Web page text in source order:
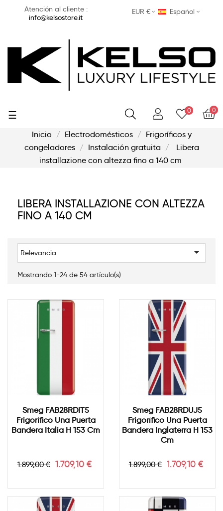
Atención al cliente :
info@kelsostore.it
EUR € Español
0
0
Navegación
palanca
☰
Inicio Electrodomésticos
Frigoríficos y
congeladores
Instalación gratuita
Libera
installazione con altezza fino a 140 cm
LIBERA INSTALLAZIONE CON ALTEZZA
FINO A 140 CM
Relevancia 
Mostrando 1-24 de 54 artículo(s)
Smeg FAB28RDIT5
Frigorífico Una Puerta
Bandera Italia H 153 Cm
Precio
1.899,00 € Precio
1.709,10 €
Smeg FAB28RDUJ5
Frigorífico Una Puerta
Bandera Inglaterra H 153
Cm
Precio
1.899,00 € Precio
1.709,10 €